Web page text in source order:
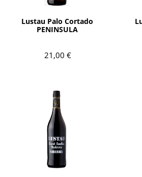
Lustau Palo Cortado
PENINSULA
21,00 €
AÑADIR
AÑADIR